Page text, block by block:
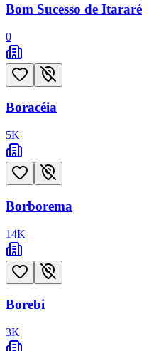
Bom Sucesso de Itararé
0
Boracéia
5K
Borborema
14K
Borebi
3K